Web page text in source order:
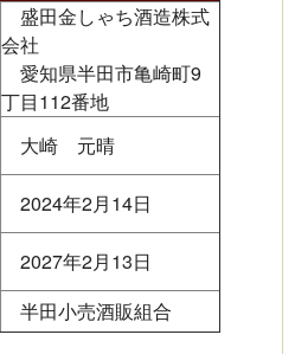
盛田金しゃち酒造株式
会社
愛知県半田市亀崎町9
丁目112番地
大崎 元晴
2024年2月14日
2027年2月13日
半田小売酒販組合